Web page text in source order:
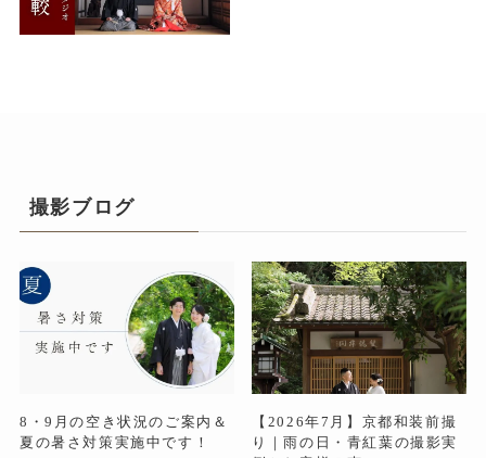
撮影ブログ
8・9月の空き状況のご案内＆
夏の暑さ対策実施中です！
【2026年7月】京都和装前撮
り｜雨の日・青紅葉の撮影実